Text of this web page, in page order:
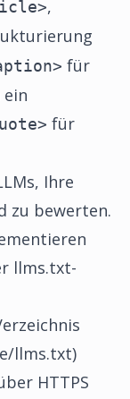
,
für
für
Ihre
zu bewerten.
llms.txt-
llms.txt)
HTTPS